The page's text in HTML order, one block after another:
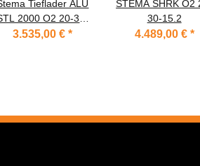
Tieflader ALU
2000 O2 20-30-
15.2 mit Plane grau
3.535,00 €*
STEMA SHRK O2
30-15.2
4.489,00 € *